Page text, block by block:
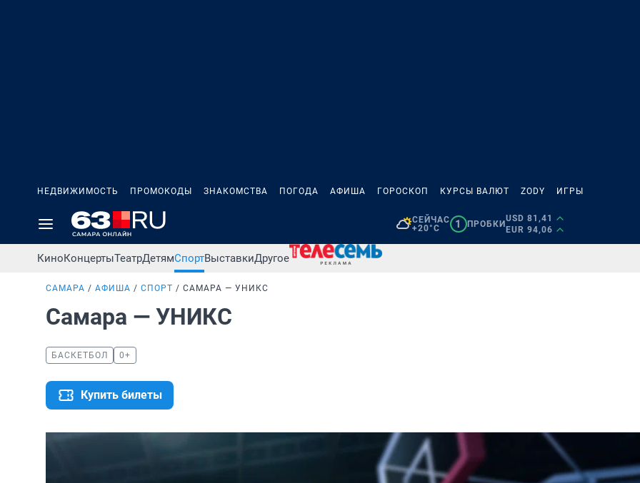
НЕДВИЖИМОСТЬ ПРОМОКОДЫ ЗНАКОМСТВА ПОГОДА АФИША ГОРОСКОП КУРСЫ ВАЛЮТ ZODY ИГРЫ
СЕЙЧАС
+20°C
1 ПРОБКИ
USD 81,41
EUR 94,06
КиноКонцертыТеатрДетямСпортВыставкиДругое
САМАРА АФИША СПОРТ САМАРА — УНИКС
Самара — УНИКС
БАСКЕТБОЛ 0+
Купить билеты